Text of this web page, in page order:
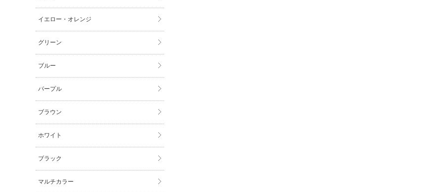
イエロー・オレンジ
グリーン
ブルー
パープル
ブラウン
ホワイト
ブラック
マルチカラー